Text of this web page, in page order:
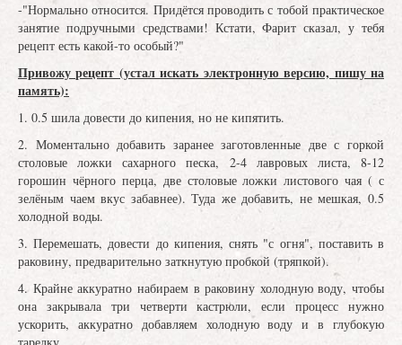
-"Нормально относится. Придётся проводить с тобой практическое
занятие подручными средствами! Кстати, Фарит сказал, у тебя
рецепт есть какой-то особый?"
Привожу рецепт (устал искать электронную версию, пишу на
память):
1. 0.5 шила довести до кипения, но не кипятить.
2. Моментально добавить заранее заготовленные две с горкой
столовые ложки сахарного песка, 2-4 лавровых листа, 8-12
горошин чёрного перца, две столовые ложки листового чая ( с
зелёным чаем вкус забавнее). Туда же добавить, не мешкая, 0.5
холодной воды.
3. Перемешать, довести до кипения, снять "с огня", поставить в
раковину, предварительно заткнутую пробкой (тряпкой).
4. Крайне аккуратно набираем в раковину холодную воду, чтобы
она закрывала три четверти кастрюли, если процесс нужно
ускорить, аккуратно добавляем холодную воду и в глубокую